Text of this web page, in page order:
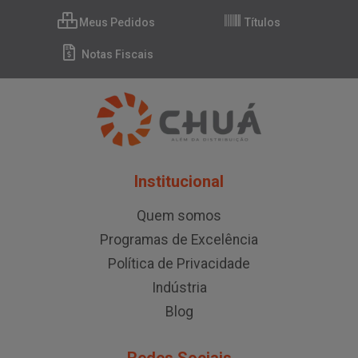
Meus Pedidos Títulos
Notas Fiscais
Institucional
Quem somos
Programas de Excelência
Política de Privacidade
Indústria
Blog